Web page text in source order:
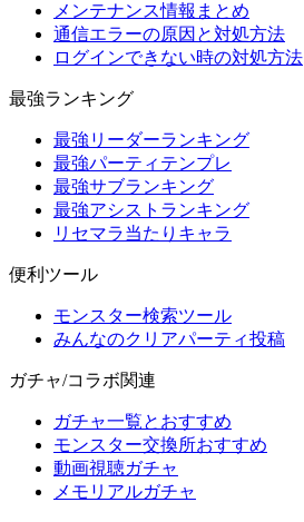
メンテナンス情報まとめ
通信エラーの原因と対処方法
ログインできない時の対処方法
最強ランキング
最強リーダーランキング
最強パーティテンプレ
最強サブランキング
最強アシストランキング
リセマラ当たりキャラ
便利ツール
モンスター検索ツール
みんなのクリアパーティ投稿
ガチャ/コラボ関連
ガチャ一覧とおすすめ
モンスター交換所おすすめ
動画視聴ガチャ
メモリアルガチャ